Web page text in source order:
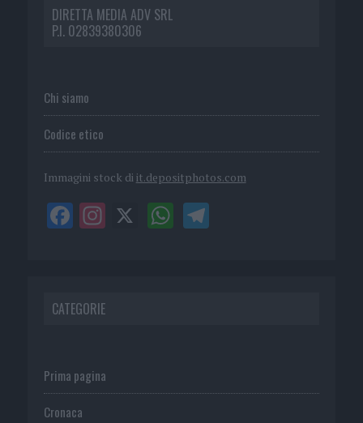
DIRETTA MEDIA ADV SRL
P.I. 02839380306
Chi siamo
Codice etico
Immagini stock di it.depositphotos.com
CATEGORIE
Prima pagina
Cronaca